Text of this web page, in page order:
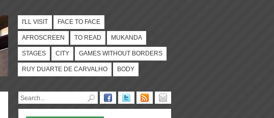
I'LL VISIT FACE TO FACE
AFROSCREEN TO READ MUKANDA
STAGES CITY GAMES WITHOUT BORDERS
RUY DUARTE DE CARVALHO BODY